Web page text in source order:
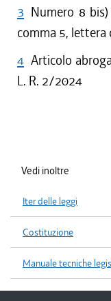
3 Numero 8
comma 5, lettera
4 Articolo
L. R. 2/2024
Vedi inoltre
Iter delle leggi
Costituzione
Manuale tecniche